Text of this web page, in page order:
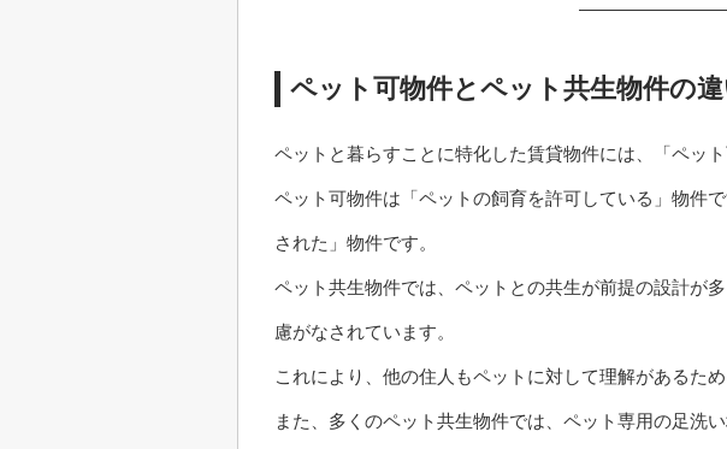
ペット可物件とペット共生物件の
ペットと暮らすことに特化した賃貸物件には、「ペッ
ペット可物件は「ペットの飼育を許可している」物件
された」物件です。
ペット共生物件では、ペットとの共生が前提の設計が
慮がなされています。
これにより、他の住人もペットに対して理解があるた
また、多くのペット共生物件では、ペット専用の足洗